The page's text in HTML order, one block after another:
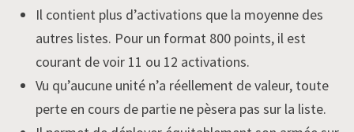
Il contient plus d’activations que la moyenne des
autres listes. Pour un format 800 points, il est
courant de voir 11 ou 12 activations.
Vu qu’aucune unité n’a réellement de valeur, toute
perte en cours de partie ne pèsera pas sur la liste.